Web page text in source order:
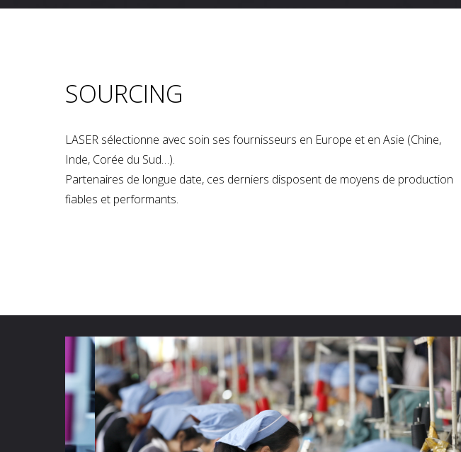
SOURCING
LASER sélectionne avec soin ses fournisseurs en Europe et en Asie (Chine,
Inde, Corée du Sud…).
Partenaires de longue date, ces derniers disposent de moyens de production
fiables et performants.